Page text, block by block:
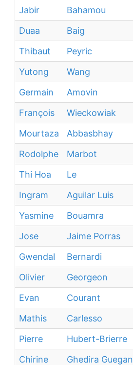
Jabir
Bahamou
Duaa
Baig
Thibaut
Peyric
Yutong
Wang
Germain
Amovin
François
Wieckowiak
Mourtaza
Abbasbhay
Rodolphe
Marbot
Thi Hoa
Le
Ingram
Aguilar Luis
Yasmine
Bouamra
Jose
Jaime Porras
Gwendal
Bernardi
Olivier
Georgeon
Evan
Courant
Mathis
Carlesso
Pierre
Hubert-Brierre
Chirine
Ghedira Guegan